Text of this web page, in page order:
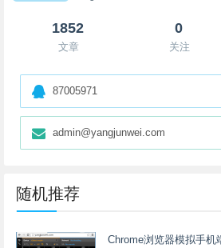
1852
文章
0
关注
87005971
admin@yangjunwei.com
随机推荐
Chrome浏览器模拟手机